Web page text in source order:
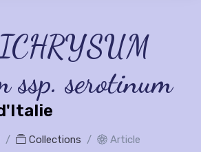
ssp. serotinum
Collections Article